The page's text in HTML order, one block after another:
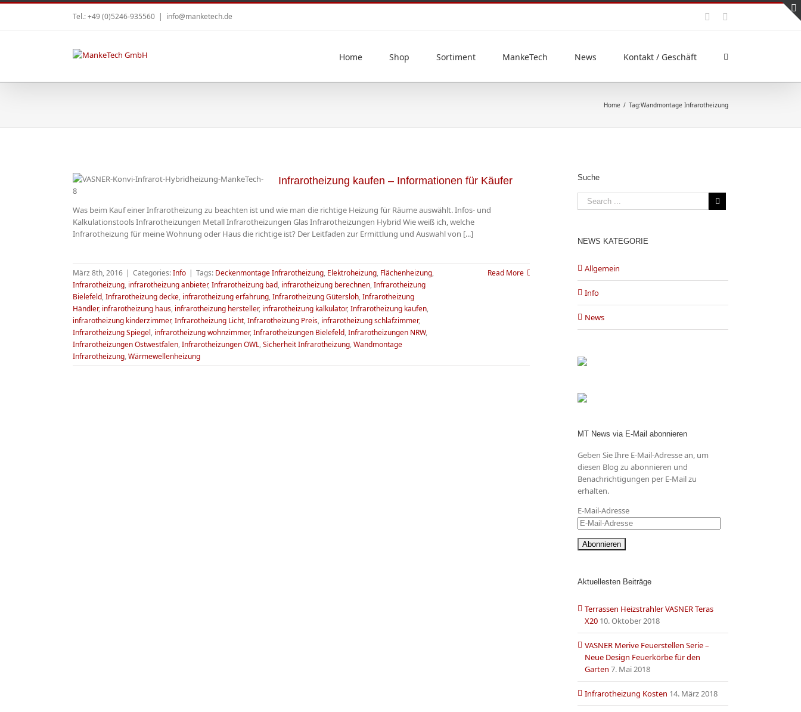
Tel.: +49 (0)5246-935560 | info@manketech.de
Home Shop Sortiment MankeTech News Kontakt / Geschäft
Home / Tag:Wandmontage Infrarotheizung
Infrarotheizung kaufen – Informationen für Käufer
Was beim Kauf einer Infrarotheizung zu beachten ist und wie man die richtige Heizung für Räume auswählt. Infos- und
Kalkulationstools Infrarotheizungen Metall Infrarotheizungen Glas Infrarotheizungen Hybrid Wie weiß ich, welche
Infrarotheizung für meine Wohnung oder Haus die richtige ist? Der Leitfaden zur Ermittlung und Auswahl von [...]
März 8th, 2016 | Categories:Info | Tags: Deckenmontage Infrarotheizung, Elektroheizung, Flächenheizung,
Infrarotheizung, infrarotheizung anbieter,Infrarotheizung bad, infrarotheizung berechnen,Infrarotheizung
Bielefeld,Infrarotheizung decke, infrarotheizung erfahrung,Infrarotheizung Gütersloh,Infrarotheizung
Händler, infrarotheizung haus, infrarotheizung hersteller, infrarotheizung kalkulator,Infrarotheizung kaufen,
infrarotheizung kinderzimmer,Infrarotheizung Licht,Infrarotheizung Preis, infrarotheizung schlafzimmer,
Infrarotheizung Spiegel, infrarotheizung wohnzimmer,Infrarotheizungen Bielefeld,Infrarotheizungen NRW,
Infrarotheizungen Ostwestfalen,Infrarotheizungen OWL,Sicherheit Infrarotheizung,Wandmontage
Infrarotheizung,Wärmewellenheizung
Read More
Suche
NEWS KATEGORIE
Allgemein
Info
News
MT News via E-Mail abonnieren
Geben Sie Ihre E-Mail-Adresse an, um
diesen Blog zu abonnieren und
Benachrichtigungen per E-Mail zu
erhalten.
E-Mail-Adresse
Aktuellesten Beiträge
Terrassen Heizstrahler VASNER Teras
X20 10. Oktober 2018
VASNER Merive Feuerstellen Serie –
Neue Design Feuerkörbe für den
Garten 7. Mai 2018
Infrarotheizung Kosten 14. März 2018